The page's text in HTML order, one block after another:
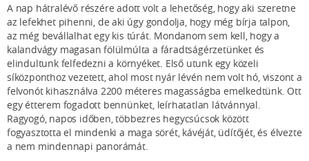
A nap hátralévő részére adott volt a lehetőség, hogy aki szeretne
az lefekhet pihenni, de aki úgy gondolja, hogy még bírja talpon,
az még bevállalhat egy kis túrát. Mondanom sem kell, hogy a
kalandvágy magasan fölülmúlta a fáradtságérzetünket és
elindultunk felfedezni a környéket. Első utunk egy közeli
síközponthoz vezetett, ahol most nyár lévén nem volt hó, viszont a
felvonót kihasználva 2200 méteres magasságba emelkedtünk. Ott
egy étterem fogadott bennünket, leírhatatlan látvánnyal.
Ragyogó, napos időben, többezres hegycsúcsok között
fogyasztotta el mindenki a maga sörét, kávéját, üdítőjét, és élvezte
a nem mindennapi panorámát.